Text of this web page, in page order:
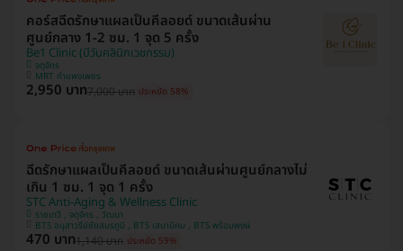
คอร์สฉีดรักษาแผลเป็นคีลอยด์ ขนาดเส้นผ่าน
ศูนย์กลาง 1-2 ซม. 1 จุด 5 ครั้ง
Be1 Clinic (บีวันคลินิกเวชกรรม)
จตุจักร
MRT กำแพงเพชร
2,950 บาท7,000 บาท ประหยัด 58%
ฉีดรักษาแผลเป็นคีลอยด์ ขนาดเส้นผ่านศูนย์กลางไม่
เกิน 1 ซม. 1 จุด 1 ครั้ง
STC Anti-Aging & Wellness Clinic
ราชเทวี , จตุจักร , วัฒนา
BTS อนุสาวรีย์ชัยสมรภูมิ , BTS เสนานิคม , BTS พร้อมพงษ์
470 บาท1,140 บาท ประหยัด 59%